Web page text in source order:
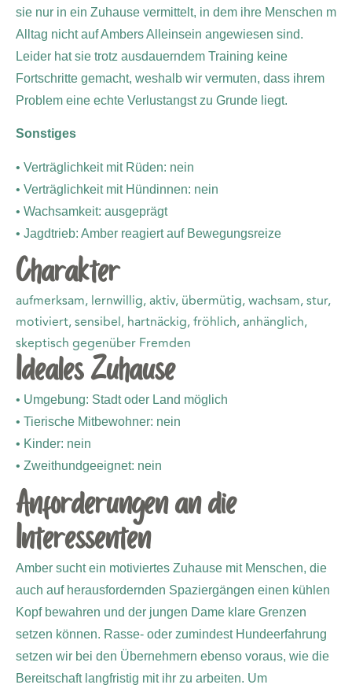
sie nur in ein Zuhause vermittelt, in dem ihre Menschen m
Alltag nicht auf Ambers Alleinsein angewiesen sind.
Leider hat sie trotz ausdauerndem Training keine
Fortschritte gemacht, weshalb wir vermuten, dass ihrem
Problem eine echte Verlustangst zu Grunde liegt.
Sonstiges
• Verträglichkeit mit Rüden: nein
• Verträglichkeit mit Hündinnen: nein
• Wachsamkeit: ausgeprägt
• Jagdtrieb: Amber reagiert auf Bewegungsreize
Charakter
aufmerksam, lernwillig, aktiv, übermütig, wachsam, stur,
motiviert, sensibel, hartnäckig, fröhlich, anhänglich,
skeptisch gegenüber Fremden
Ideales Zuhause
• Umgebung: Stadt oder Land möglich
• Tierische Mitbewohner: nein
• Kinder: nein
• Zweithundgeeignet: nein
Anforderungen an die
Interessenten
Amber sucht ein motiviertes Zuhause mit Menschen, die
auch auf herausfordernden Spaziergängen einen kühlen
Kopf bewahren und der jungen Dame klare Grenzen
setzen können. Rasse- oder zumindest Hundeerfahrung
setzen wir bei den Übernehmern ebenso voraus, wie die
Bereitschaft langfristig mit ihr zu arbeiten. Um